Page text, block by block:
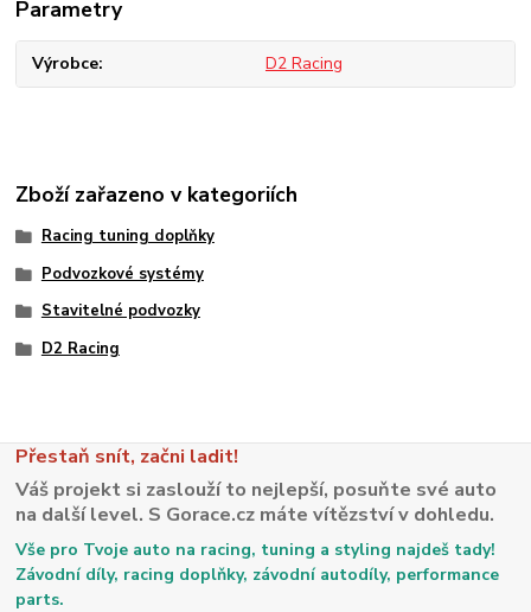
Parametry
Výrobce D2 Racing
Zboží zařazeno v kategoriích
Racing tuning doplňky
Podvozkové systémy
Stavitelné podvozky
D2 Racing
Přestaň snít, začni ladit!
Váš projekt si zaslouží to nejlepší, posuňte své auto
na další level. S Gorace.cz máte vítězství v dohledu.
Vše pro Tvoje auto na racing, tuning a styling najdeš tady!
Závodní díly, racing doplňky, závodní autodíly, performance
parts.